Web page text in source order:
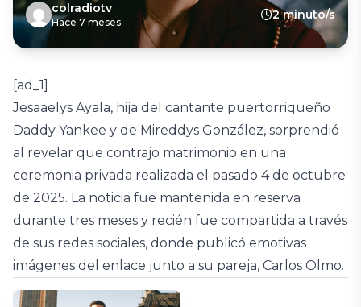
colradiotv
Hace 7 meses
2 minuto/s
[ad_1]
Jesaaelys Ayala, hija del cantante puertorriqueño
Daddy Yankee y de Mireddys González, sorprendió
al revelar que contrajo matrimonio en una
ceremonia privada realizada el pasado 4 de octubre
de 2025. La noticia fue mantenida en reserva
durante tres meses y recién fue compartida a través
de sus redes sociales, donde publicó emotivas
imágenes del enlace junto a su pareja, Carlos Olmo.